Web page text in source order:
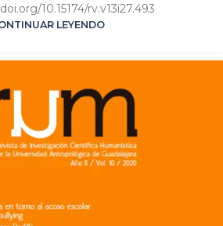
10.15174/rv.v13i27.493
LEYENDO